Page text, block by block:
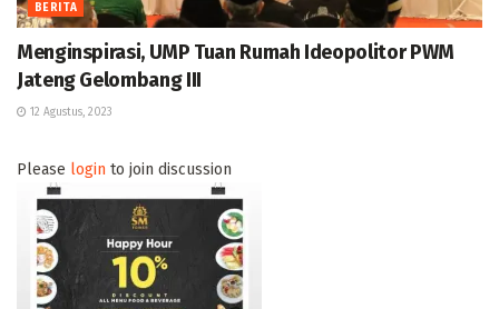
BERITA
Menginspirasi, UMP Tuan Rumah Ideopolitor PWM
Jateng Gelombang III
12 Agustus, 2023
Please login to join discussion